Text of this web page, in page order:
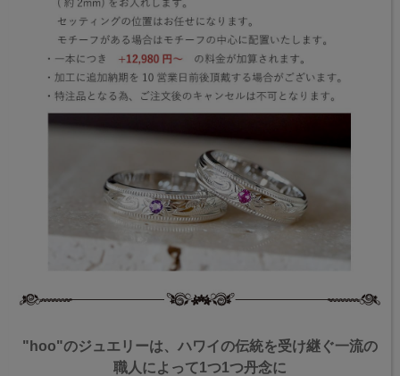
"hoo"のジュエリーは、ハワイの伝統を受け継ぐ一流の
職人によって1つ1つ丹念に